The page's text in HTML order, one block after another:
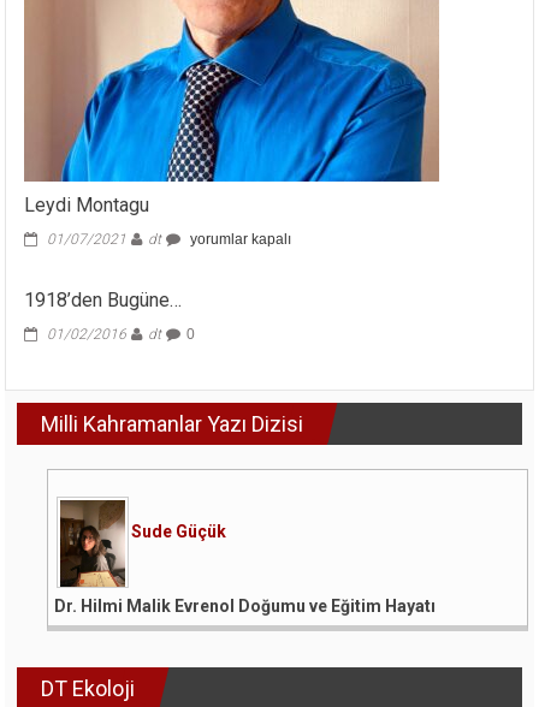
Leydi Montagu
01/07/2021 dt
Leydi
yorumlar kapalı
1918’den Bugüne…
01/02/2016 dt 0
Milli Kahramanlar Yazı Dizisi
Sude Güçük
Dr. Hilmi Malik Evrenol Doğumu ve Eğitim Hayatı
DT Ekoloji